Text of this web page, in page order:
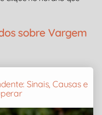
sobre Vargem
Sinais, Causas e